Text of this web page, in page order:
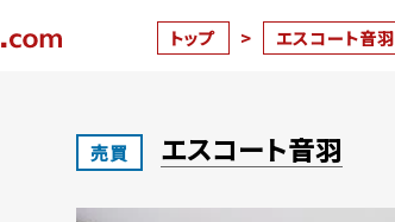
トップ > エスコート音羽
売買 エスコート音羽